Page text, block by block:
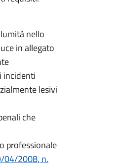
nello
in allegato
incidenti
lesivi
che
professionale
04/2008, n.